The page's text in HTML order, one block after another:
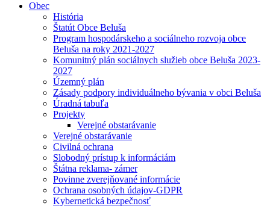
Obec
História
Štatút Obce Beluša
Program hospodárskeho a sociálneho rozvoja obce
Beluša na roky 2021-2027
Komunitný plán sociálnych služieb obce Beluša 2023-
2027
Územný plán
Zásady podpory individuálneho bývania v obci Beluša
Úradná tabuľa
Projekty
Verejné obstarávanie
Verejné obstarávanie
Civilná ochrana
Slobodný prístup k informáciám
Štátna reklama- zámer
Povinne zverejňované informácie
Ochrana osobných údajov-GDPR
Kybernetická bezpečnosť